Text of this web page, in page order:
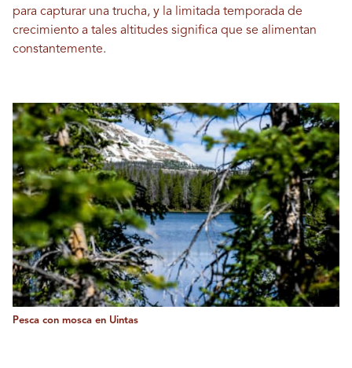
para capturar una trucha, y la limitada temporada de
crecimiento a tales altitudes significa que se alimentan
constantemente.
Pesca con mosca en Uintas